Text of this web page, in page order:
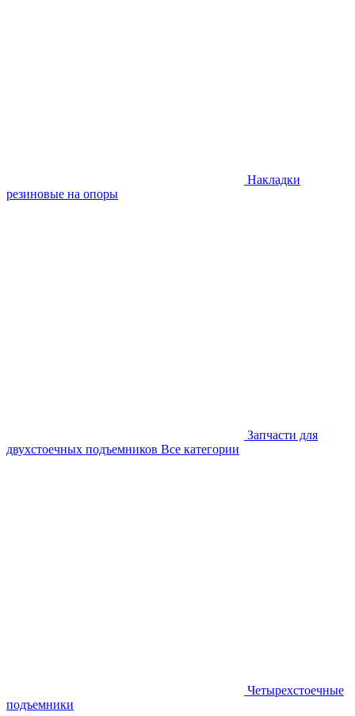
Накладки
резиновые на опоры
Запчасти для
двухстоечных подъемников Все категории
Четырехстоечные
подъемники